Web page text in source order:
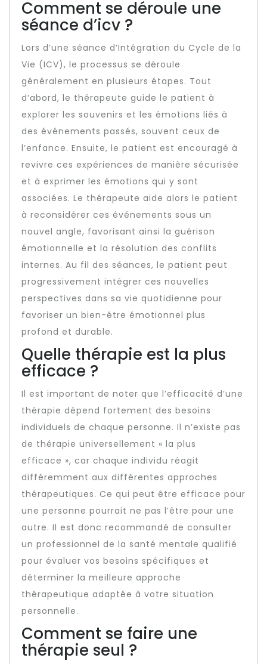
Comment se déroule une
séance d’icv ?
Lors d’une séance d’Intégration du Cycle de la
Vie (ICV), le processus se déroule
généralement en plusieurs étapes. Tout
d’abord, le thérapeute guide le patient à
explorer les souvenirs et les émotions liés à
des événements passés, souvent ceux de
l’enfance. Ensuite, le patient est encouragé à
revivre ces expériences de manière sécurisée
et à exprimer les émotions qui y sont
associées. Le thérapeute aide alors le patient
à reconsidérer ces événements sous un
nouvel angle, favorisant ainsi la guérison
émotionnelle et la résolution des conflits
internes. Au fil des séances, le patient peut
progressivement intégrer ces nouvelles
perspectives dans sa vie quotidienne pour
favoriser un bien-être émotionnel plus
profond et durable.
Quelle thérapie est la plus
efficace ?
Il est important de noter que l’efficacité d’une
thérapie dépend fortement des besoins
individuels de chaque personne. Il n’existe pas
de thérapie universellement « la plus
efficace », car chaque individu réagit
différemment aux différentes approches
thérapeutiques. Ce qui peut être efficace pour
une personne pourrait ne pas l’être pour une
autre. Il est donc recommandé de consulter
un professionnel de la santé mentale qualifié
pour évaluer vos besoins spécifiques et
déterminer la meilleure approche
thérapeutique adaptée à votre situation
personnelle.
Comment se faire une
thérapie seul ?